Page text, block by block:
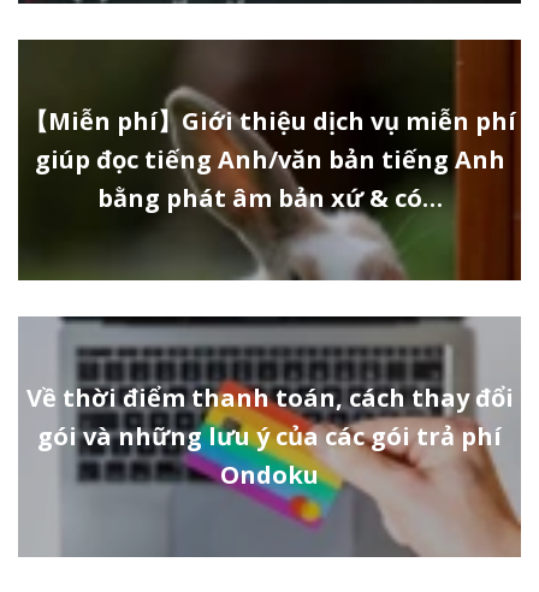
【Miễn phí】Giới thiệu dịch vụ miễn phí
giúp đọc tiếng Anh/văn bản tiếng Anh
bằng phát âm bản xứ & có…
Về thời điểm thanh toán, cách thay đổi
gói và những lưu ý của các gói trả phí
Ondoku